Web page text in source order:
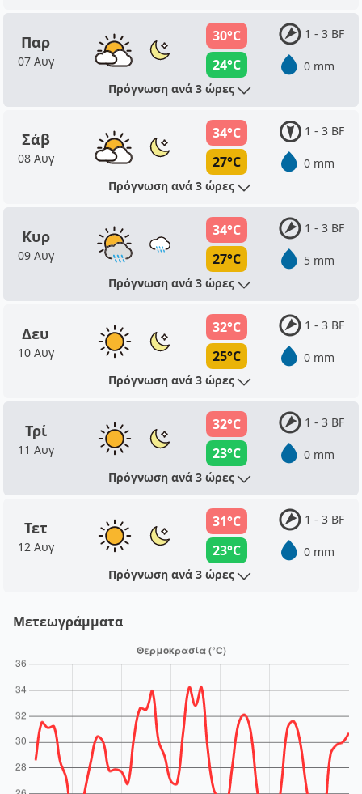
Παρ
07 Αυγ
30°C
24°C
1 - 3 BF
0 mm
Πρόγνωση ανά 3 ώρες
Σάβ
08 Αυγ
34°C
27°C
1 - 3 BF
0 mm
Πρόγνωση ανά 3 ώρες
Κυρ
09 Αυγ
34°C
27°C
1 - 3 BF
5 mm
Πρόγνωση ανά 3 ώρες
Δευ
10 Αυγ
32°C
25°C
1 - 3 BF
0 mm
Πρόγνωση ανά 3 ώρες
Τρί
11 Αυγ
32°C
23°C
1 - 3 BF
0 mm
Πρόγνωση ανά 3 ώρες
Τετ
12 Αυγ
31°C
23°C
1 - 3 BF
0 mm
Πρόγνωση ανά 3 ώρες
Μετεωγράμματα